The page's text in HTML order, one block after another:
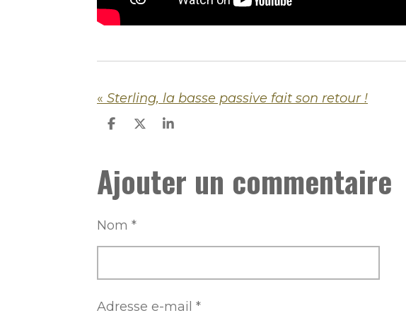
« Sterling, la basse passive fait son retour !
P
a
g
P
a
g
P
a
g
Ajouter un commentaire
Nom *
Adresse e-mail *